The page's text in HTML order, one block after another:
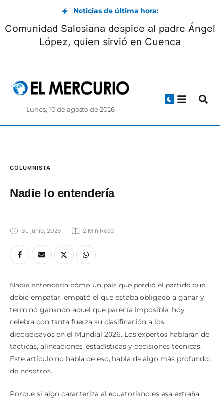
Noticias de última hora:
Comunidad Salesiana despide al padre Ángel
López, quien sirvió en Cuenca
Lunes, 10 de agosto de 2026
COLUMNISTA
Nadie lo entendería
30 junio, 2026 2 Min Read
Nadie entendería cómo un país que perdió el partido que
debió empatar, empató el que estaba obligado a ganar y
terminó ganando aquel que parecía imposible, hoy
celebra con tanta fuerza su clasificación a los
dieciseisavos en el Mundial 2026. Los expertos hablarán de
tácticas, alineaciones, estadísticas y decisiones técnicas.
Este artículo no habla de eso, habla de algo más profundo:
de nosotros.
Porque si algo caracteriza al ecuatoriano es esa extraña